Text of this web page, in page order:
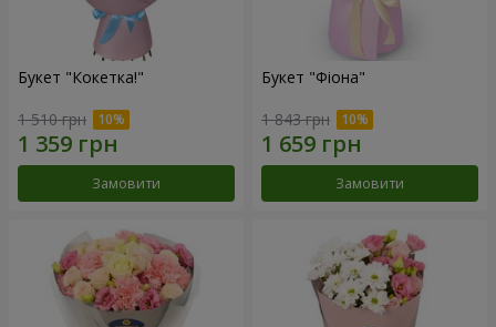
Букет "Кокетка!"
1 510 грн
Замовити
Букет "Фіона"
1 843 грн
Замовити